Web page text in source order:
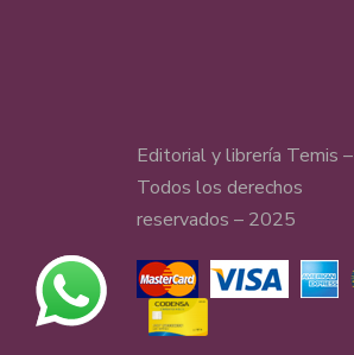
Editorial y librería Temis –
Todos los derechos
reservados – 2025